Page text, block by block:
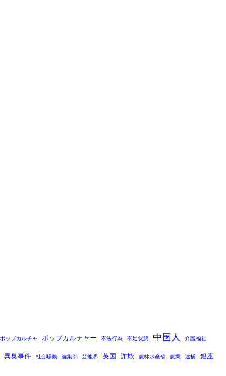
ポップカルチャ ポップカルチャー 不法行為 不足状態 中国人 介護福祉
異臭事件 社会騒動 編集部 芸能界 英国 詐欺 農林水産省 農業 逮捕
銀座